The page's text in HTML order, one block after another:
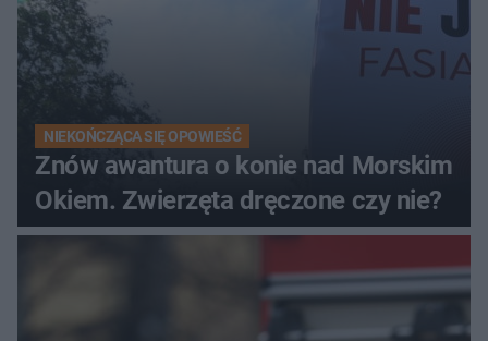
NIEKOŃCZĄCA SIĘ OPOWIEŚĆ
Znów awantura o konie nad Morskim
Okiem. Zwierzęta dręczone czy nie?